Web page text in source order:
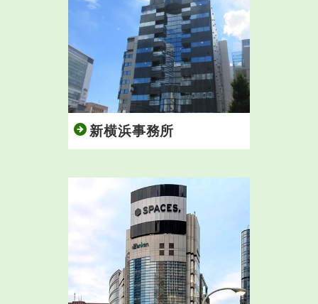
新横浜事務所